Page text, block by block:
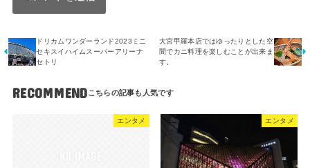
ドリカムワンダーランド2023ミニ
セキスイハイムスーパーアリーナ
セトリ
大宮甲羅本店ではゆったりとした空
間でカニ料理を楽しむことが出来ま
す。
RECOMMEND
エンタメ エンタメ